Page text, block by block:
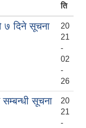
ति
७ दिने सूचना
20
21
-
02
-
26
सूचना
20
21
-